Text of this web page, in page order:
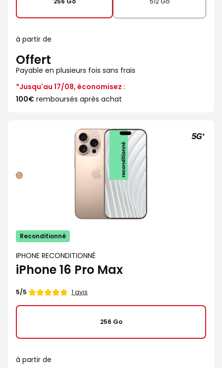
à partir de
Offert
Payable en plusieurs fois sans frais
*Jusqu'au 17/08, économisez :
100€ remboursés après achat
Sable
Reconditionné
IPHONE RECONDITIONNÉ
iPhone 16 Pro Max
Note
5/5 1 avis
256 Go
à partir de